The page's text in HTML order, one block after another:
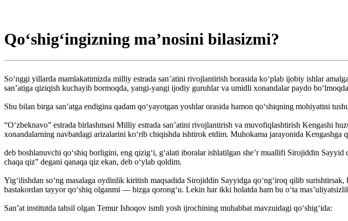
Qo‘shig‘ingizning ma’nosini bilasizmi?
So‘nggi yillarda mamlakatimizda milliy estrada san’atini rivojlantirish borasida ko‘plab ijobiy ishlar
san’atiga qiziqish kuchayib bormoqda, yangi-yangi ijodiy guruhlar va umidli xonandalar paydo
Shu bilan birga san’atga endigina qadam qo‘yayotgan yoshlar orasida hamon qo‘shiqning mohiyatini
“O‘zbeknavo” estrada birlashmasi Milliy estrada san’atini rivojlantirish va muvofiqlashtirish Kengashi
xonandalarning navbatdagi arizalarini ko‘rib chiqishda ishtirok etdim. Muhokama jarayonida
deb boshlanuvchi qo‘shiq borligini, eng qizig‘i, g‘alati iboralar ishlatilgan she’r muallifi Sirojiddin
chaqa qiz” degani qanaqa qiz ekan, deb o‘ylab qoldim.
Yig‘ilishdan so‘ng masalaga oydinlik kiritish maqsadida Sirojiddin Sayyidga qo‘ng‘iroq qilib
bastakordan tayyor qo‘shiq ­olganmi — bizga qorong‘u. Lekin har ikki holatda ham bu o‘ta
San’at institutda tahsil olgan Temur Ishoqov ismli yosh ijrochining muhabbat mavzuidagi qo‘shig‘ida: